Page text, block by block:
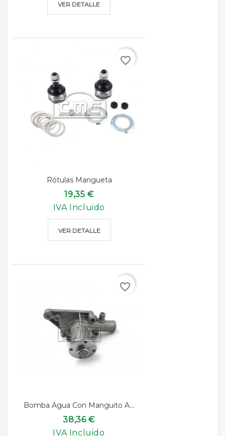
VER DETALLE
Rótulas Mangueta
19,35 €
IVA Incluido
VER DETALLE
favorite_border
Bomba Agua Con Manguito A...
38,36 €
IVA Incluido
favorite_border